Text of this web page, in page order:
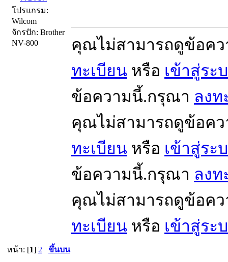
โปรแกรม:
Wilcom
จักรปัก: Brother
NV-800
คุณไม่สามารถดูข้อค
ทะเบียน หรือ เข้าสู่ระ
ข้อความนี้.กรุณา ลงท
คุณไม่สามารถดูข้อค
ทะเบียน หรือ เข้าสู่ระ
ข้อความนี้.กรุณา ลงท
คุณไม่สามารถดูข้อค
ทะเบียน หรือ เข้าสู่ระ
หน้า: [1] 2 ขึ้นบน